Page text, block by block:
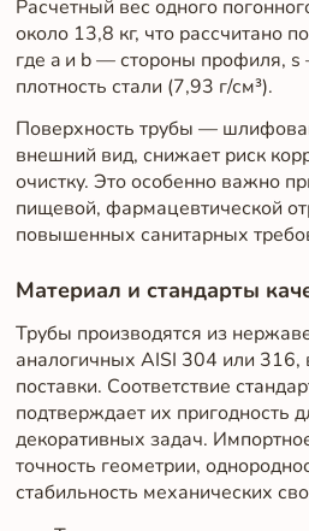
Расчетный вес одного
около 13,8 кг, что рассчитано
где a и b — стороны профиля,
плотность стали (7,93 г/см³).
Поверхность трубы —
внешний вид, снижает риск
очистку. Это особенно важно
пищевой, фармацевтической
повышенных санитарных
Материал и стандарты
Трубы производятся из
аналогичных AISI 304 или 316,
поставки. Соответствие
подтверждает их пригодность
декоративных задач.
точность геометрии,
стабильность механических